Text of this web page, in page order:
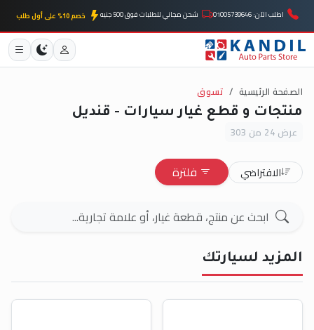
اطلب الآن: 01005739646 شحن مجاني للطلبات فوق 500 جنيه خصم 10% على أول طلب
الصفحة الرئيسية تسوق
منتجات و قطع غيار سيارات - قنديل
عرض 24 من 303
الافتراضي فلترة
المزيد لسيارتك